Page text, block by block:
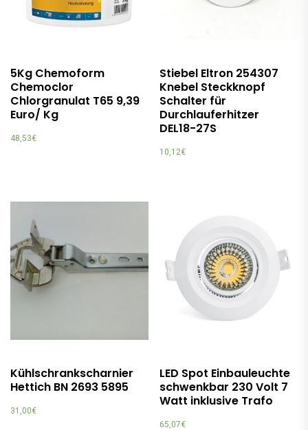
5Kg Chemoform
Chemoclor
Chlorgranulat T65 9,39
Euro/ Kg
48,53€
Stiebel Eltron 254307
Knebel Steckknopf
Schalter für
Durchlauferhitzer
DEL18-27S
10,12€
Kühlschrankscharnier
Hettich BN 2693 5895
31,00€
LED Spot Einbauleuchte
schwenkbar 230 Volt 7
Watt inklusive Trafo
65,07€